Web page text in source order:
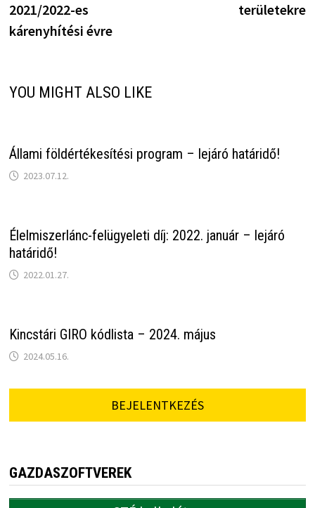
2021/2022-es
kárenyhítési évre
területekre
YOU MIGHT ALSO LIKE
Állami földértékesítési program – lejáró határidő!
2023.07.12.
Élelmiszerlánc-felügyeleti díj: 2022. január – lejáró
határidő!
2022.01.27.
Kincstári GIRO kódlista – 2024. május
2024.05.16.
BEJELENTKEZÉS
GAZDASZOFTVEREK